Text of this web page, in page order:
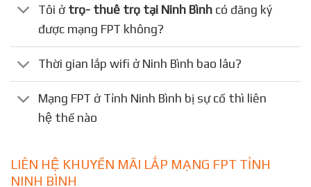
Tôi ở trọ- thuê trọ tại Ninh Bình có đăng ký
được mạng FPT không?
Thời gian lắp wifi ở Ninh Bình bao lâu?
Mạng FPT ở Tỉnh Ninh Bình bị sự cố thì liên
hệ thế nào
LIÊN HỆ KHUYẾN MÃI LẮP MẠNG FPT TỈNH
NINH BÌNH